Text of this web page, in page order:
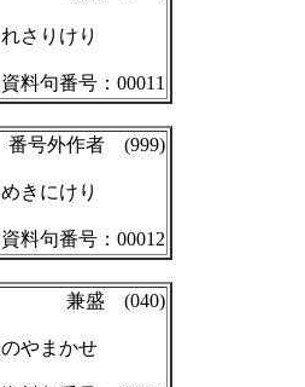
さりけり
料句番号：00011
番号外作者 (999)
きにけり
料句番号：00012
兼盛 (040)
やまかせ